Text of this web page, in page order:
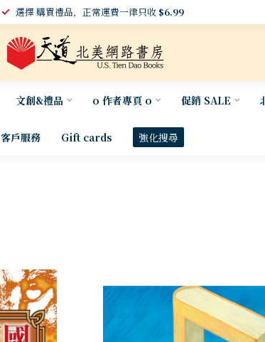
選擇 購買禮品，正常運費一律只收 $6.99
文創&禮品 o 作者專頁 o 促銷 SALE
客戶服務 Gift cards 強化搜尋